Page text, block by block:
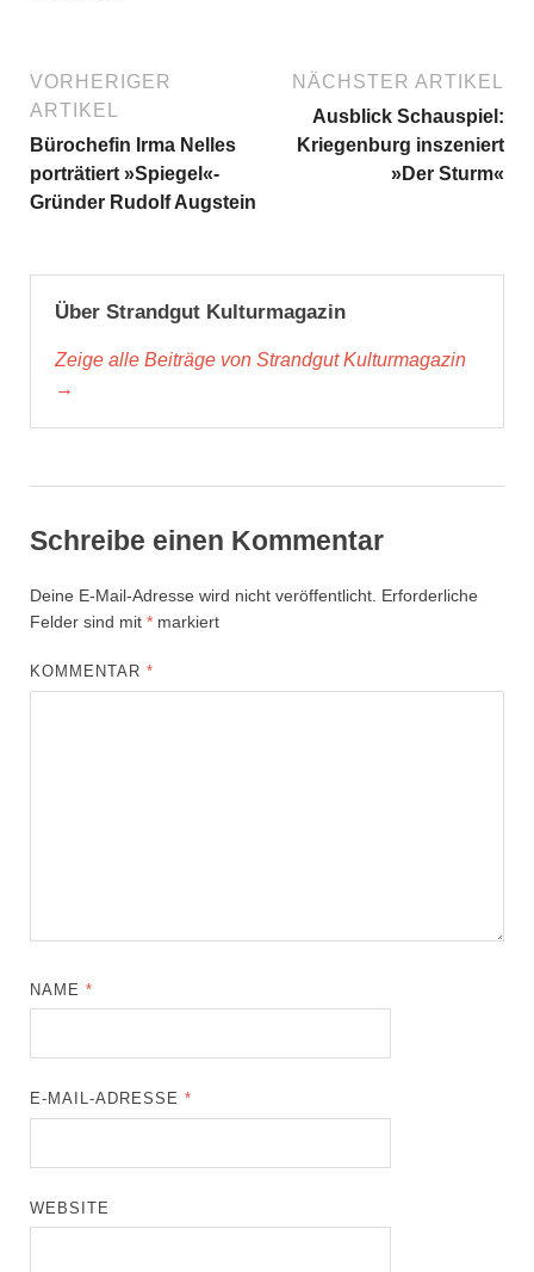
VORHERIGER
ARTIKEL
Bürochefin Irma Nelles
porträtiert »Spiegel«-
Gründer Rudolf Augstein
NÄCHSTER ARTIKEL
Ausblick Schauspiel:
Kriegenburg inszeniert
»Der Sturm«
Über Strandgut Kulturmagazin
Zeige alle Beiträge von Strandgut Kulturmagazin
→
Schreibe einen Kommentar
Deine E-Mail-Adresse wird nicht veröffentlicht. Erforderliche
Felder sind mit * markiert
KOMMENTAR*
NAME*
E-MAIL-ADRESSE*
WEBSITE